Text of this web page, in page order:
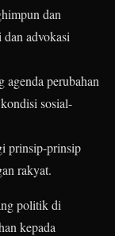
dan
advokasi
perubahan
sosial-
prinsip-prinsip
rakyat.
politik di
kepada